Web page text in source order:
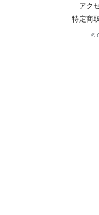
アク
特定商
©